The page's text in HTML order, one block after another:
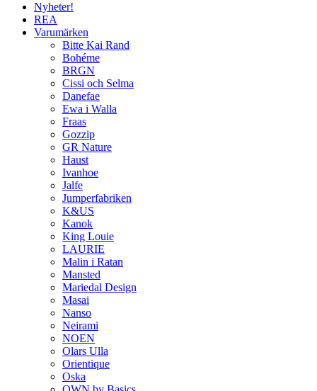
Nyheter!
REA
Varumärken
Bitte Kai Rand
Bohéme
BRGN
Cissi och Selma
Danefae
Ewa i Walla
Fraas
Gozzip
GR Nature
Haust
Ivanhoe
Jalfe
Jumperfabriken
K&US
Kanok
King Louie
LAURIE
Malin i Ratan
Mansted
Mariedal Design
Masai
Nanso
Neirami
NOEN
Olars Ulla
Orientique
Oska